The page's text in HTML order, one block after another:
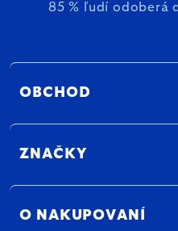
85 % ľudí odoberá
OBCHOD
ZNAČKY
O NAKUPOVANÍ